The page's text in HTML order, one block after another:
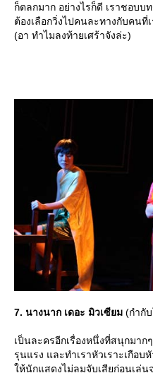
ก็ตลกมาก อย่างไรก็ดี เราชอบบ
ต้องเลือกวิ่งไปคนละทางกับคนที่
(อา ทำไมลงท้ายเศร้าจังล่ะ)
7. นางนาก เดอะ มิวเซียม (กำกั
เป็นละครอีกเรื่องหนึ่งที่สนุกมา
รุนแรง และทำเราหัวเราะเกือ
ห้นักแสดงไม่ลมจับเสียก่อนเล่น